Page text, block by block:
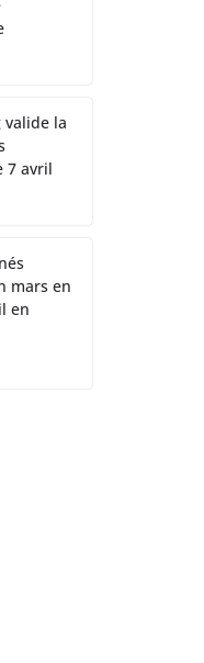
valide la
7 avril
mars en
en